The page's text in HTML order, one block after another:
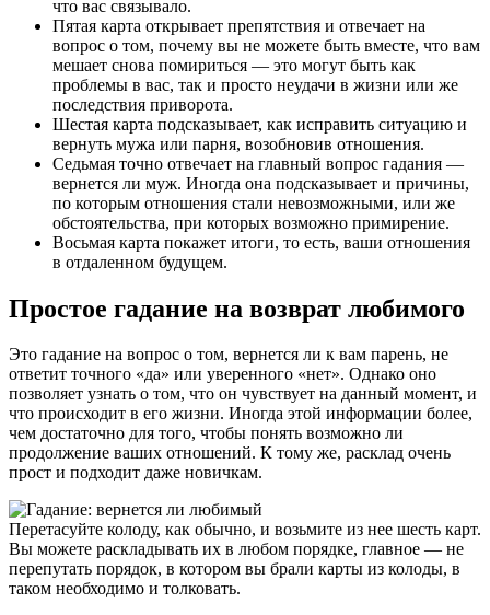
что вас связывало.
Пятая карта открывает препятствия и отвечает на
вопрос о том, почему вы не можете быть вместе, что вам
мешает снова помириться — это могут быть как
проблемы в вас, так и просто неудачи в жизни или же
последствия приворота.
Шестая карта подсказывает, как исправить ситуацию и
вернуть мужа или парня, возобновив отношения.
Седьмая точно отвечает на главный вопрос гадания —
вернется ли муж. Иногда она подсказывает и причины,
по которым отношения стали невозможными, или же
обстоятельства, при которых возможно примирение.
Восьмая карта покажет итоги, то есть, ваши отношения
в отдаленном будущем.
Простое гадание на возврат любимого
Это гадание на вопрос о том, вернется ли к вам парень, не
ответит точного «да» или уверенного «нет». Однако оно
позволяет узнать о том, что он чувствует на данный момент, и
что происходит в его жизни. Иногда этой информации более,
чем достаточно для того, чтобы понять возможно ли
продолжение ваших отношений. К тому же, расклад очень
прост и подходит даже новичкам.
Перетасуйте колоду, как обычно, и возьмите из нее шесть карт.
Вы можете раскладывать их в любом порядке, главное — не
перепутать порядок, в котором вы брали карты из колоды, в
таком необходимо и толковать.